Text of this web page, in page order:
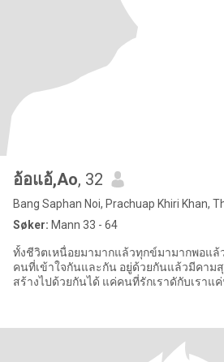
อ้อแอ้,Ao, 32
Bang Saphan Noi, Prachuap Khiri Khan,
Søker: Mann 33 - 64
ทั้งชีวิตเหนื่อยมามากแล้วทุกข์มามากพอแล้
คนที่เข้าใจกันและกัน อยู่ด้วยกันแล้วมีคามสุ
สร้างไปด้วยกันได้ แค่คนที่รักเราดักับเรา